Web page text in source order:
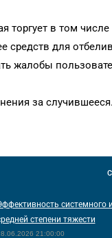
торгует в том
средств для
жалобы
за случившееся.
системного
степени тяжести
21:00:00